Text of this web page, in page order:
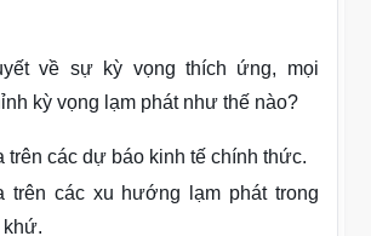
về sự kỳ vọng thích ứng, mọi
kỳ vọng lạm phát như thế nào?
trên các dự báo kinh tế chính thức.
trên các xu hướng lạm phát trong
khứ.